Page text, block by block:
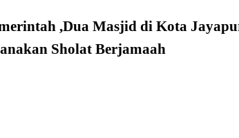
,Dua Masjid di Kota
Sholat Berjamaah